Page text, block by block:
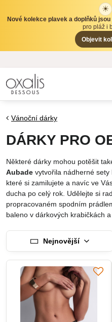
☀
Nové kolekce plavek a doplňků jsou
pro pláž i
Objevit
Vánoční dárky
DÁRKY PRO
Některé dárky mohou potěšit
Aubade vytvořila nádherné sety
které si zamilujete a navíc ve
ducha po celý rok. Udělejte si
propracovaném spodním
baleno v dárkových krabičkách a
Nejnovější